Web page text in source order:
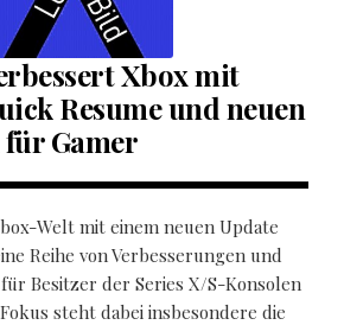
Xbox mit
Resume und neuen
Gamer
Welt mit einem neuen Update
Reihe von Verbesserungen und
Besitzer der Series X/S-Konsolen
steht dabei insbesondere die